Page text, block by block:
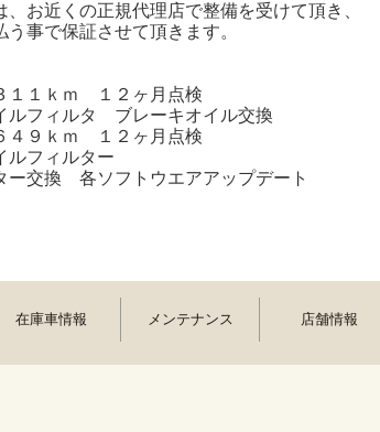
お近くの正規代理店で整備を受けて頂き、
事で保証させて頂きます。
１ｋｍ １２ヶ月点検
フィルタ ブレーキオイル交換
９ｋｍ １２ヶ月点検
ルフィルター
交換 各ソフトウエアアップデート
在庫車情報 メンテナンス 店舗情報